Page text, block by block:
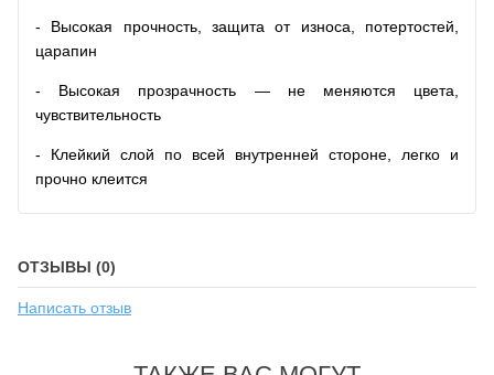
- Высокая прочность, защита от износа, потертостей,
царапин
- Высокая прозрачность — не меняются цвета,
чувствительность
- Клейкий слой по всей внутренней стороне, легко и
прочно клеится
ОТЗЫВЫ (0)
Написать отзыв